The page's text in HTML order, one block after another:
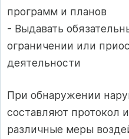
программ и планов
- Выдавать
ограничении или
деятельности
При обнаружении
составляют протокол
различные меры